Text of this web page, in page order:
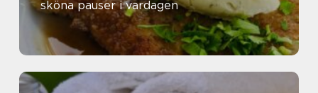
sköna pauser i vardagen